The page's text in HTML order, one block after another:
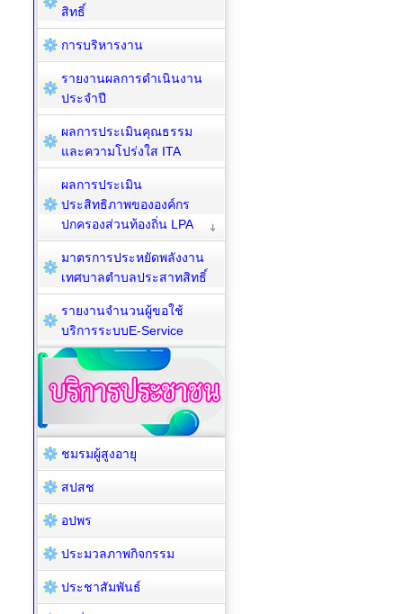
สิทธิ์
การบริหารงาน
รายงานผลการดำเนินงาน
ประจำปี
ผลการประเมินคุณธรรม
และความโปร่งใส ITA
ผลการประเมิน
ประสิทธิภาพขององค์กร
ปกครองส่วนท้องถิ่น LPA
มาตรการประหยัดพลังงาน
เทศบาลตำบลประสาทสิทธิ์
รายงานจำนวนผู้ขอใช้
บริการระบบE-Service
ชมรมผู้สูงอายุ
สปสช
อปพร
ประมวลภาพกิจกรรม
ประชาสัมพันธ์